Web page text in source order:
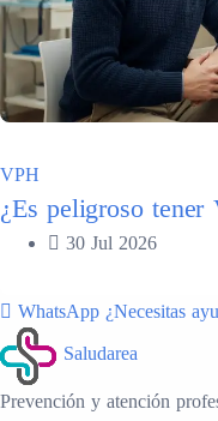
VPH
¿Es peligroso
30 Jul 2026
WhatsApp ¿Necesitas
Saludarea
Prevención y atención